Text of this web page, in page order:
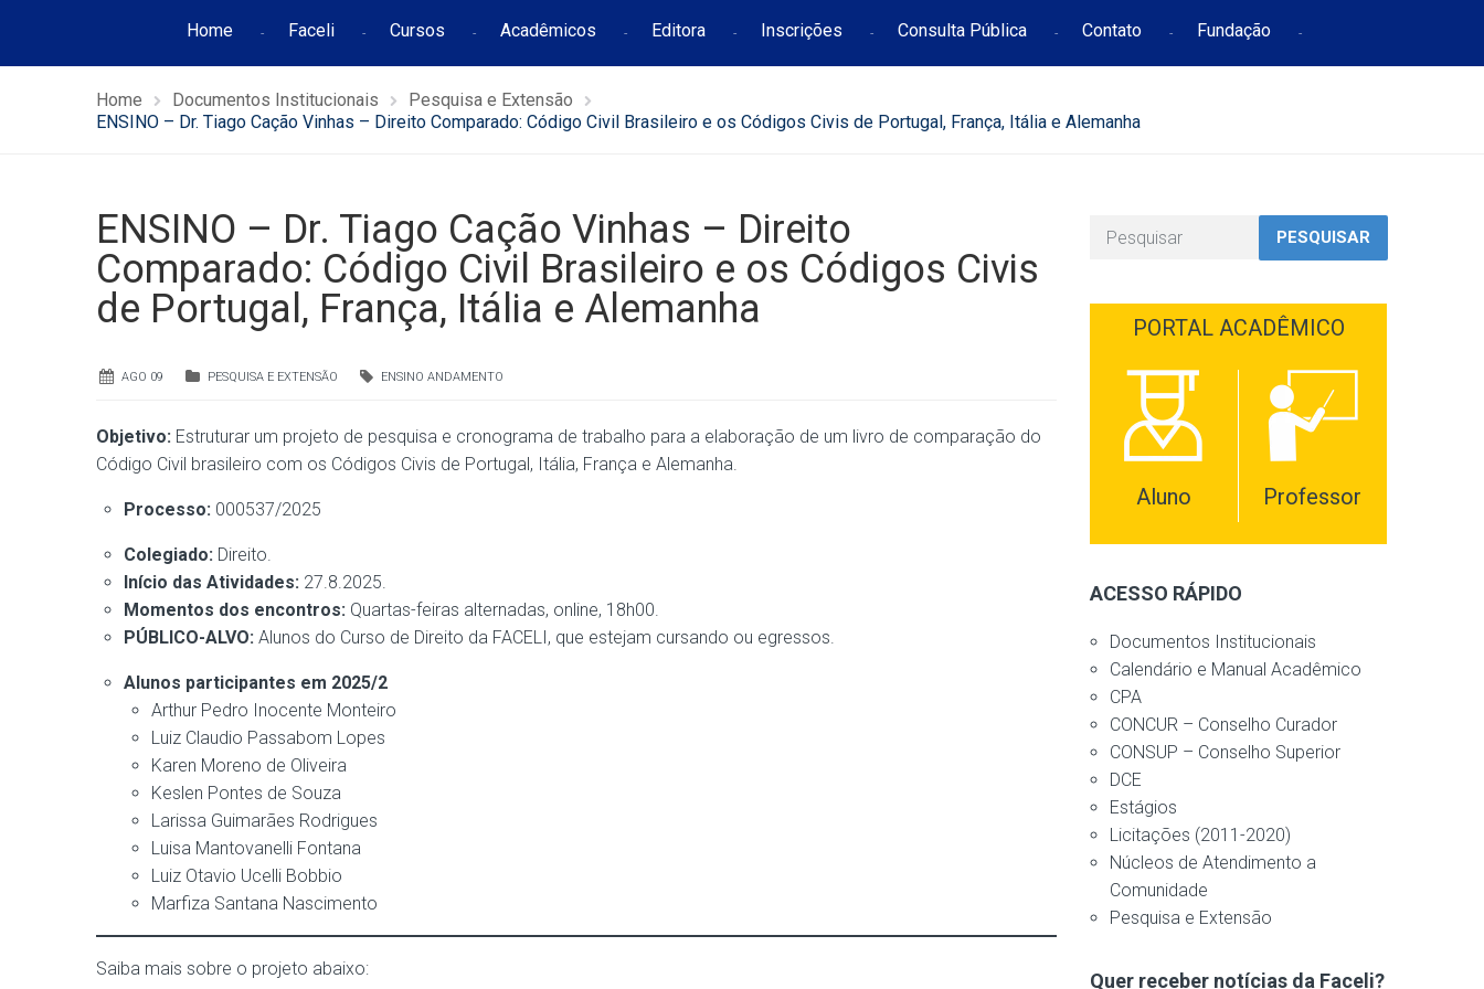
Home Faceli Cursos Acadêmicos Editora Inscrições Consulta Pública Contato Fundação
Home Documentos Institucionais
Pesquisa e Extensão
ENSINO – Dr. Tiago Cação Vinhas – Direito Comparado: Código Civil Brasileiro e os Códigos Civis de Portugal, França, Itália e Alemanha
ENSINO – Dr. Tiago Cação Vinhas – Direito
Comparado: Código Civil Brasileiro e os Códigos Civis
de Portugal, França, Itália e Alemanha
AGO 09 PESQUISA E EXTENSÃO ENSINO ANDAMENTO
Objetivo: Estruturar um projeto de pesquisa e cronograma de trabalho para a elaboração de um livro de comparação do
Código Civil brasileiro com os Códigos Civis de Portugal, Itália, França e Alemanha.
Processo: 000537/2025
Colegiado: Direito.
Início das Atividades: 27.8.2025.
Momentos dos encontros: Quartas-feiras alternadas, online, 18h00.
PÚBLICO-ALVO: Alunos do Curso de Direito da FACELI, que estejam cursando ou egressos.
Alunos participantes em 2025/2
Arthur Pedro Inocente Monteiro
Luiz Claudio Passabom Lopes
Karen Moreno de Oliveira
Keslen Pontes de Souza
Larissa Guimarães Rodrigues
Luisa Mantovanelli Fontana
Luiz Otavio Ucelli Bobbio
Marfiza Santana Nascimento
Saiba mais sobre o projeto abaixo:
PESQUISAR
PORTAL ACADÊMICO
Aluno Professor
ACESSO RÁPIDO
Documentos Institucionais
Calendário e Manual Acadêmico
CPA
CONCUR – Conselho Curador
CONSUP – Conselho Superior
DCE
Estágios
Licitações (2011-2020)
Núcleos de Atendimento a
Comunidade
Pesquisa e Extensão
Quer receber notícias da Faceli?